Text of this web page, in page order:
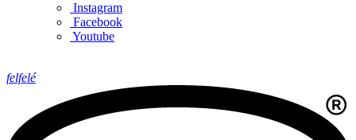
Instagram
Facebook
Youtube
felfelé